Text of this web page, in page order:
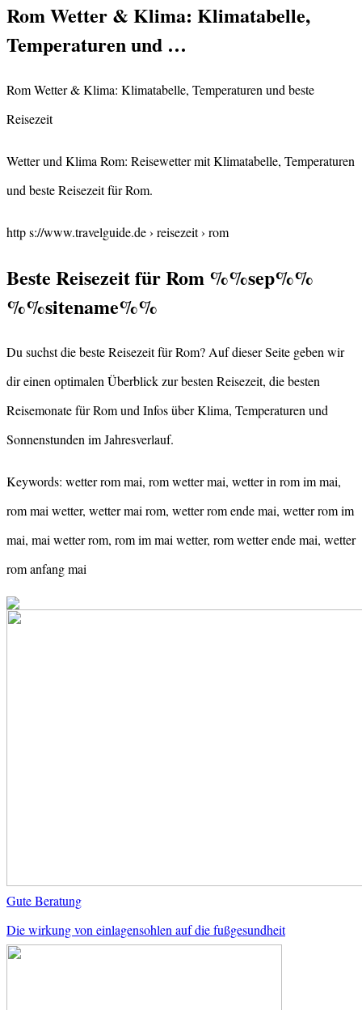
Rom Wetter & Klima: Klimatabelle,
Temperaturen und …
Rom Wetter & Klima: Klimatabelle, Temperaturen und beste
Reisezeit
Wetter und Klima Rom: Reisewetter mit Klimatabelle, Temperaturen
und beste Reisezeit für Rom.
http s://www.travelguide.de › reisezeit › rom
Beste Reisezeit für Rom %%sep%%
%%sitename%%
Du suchst die beste Reisezeit für Rom? Auf dieser Seite geben wir
dir einen optimalen Überblick zur besten Reisezeit, die besten
Reisemonate für Rom und Infos über Klima, Temperaturen und
Sonnenstunden im Jahresverlauf.
Keywords: wetter rom mai, rom wetter mai, wetter in rom im mai,
rom mai wetter, wetter mai rom, wetter rom ende mai, wetter rom im
mai, mai wetter rom, rom im mai wetter, rom wetter ende mai, wetter
rom anfang mai
Gute Beratung
Die wirkung von einlagensohlen auf die fußgesundheit